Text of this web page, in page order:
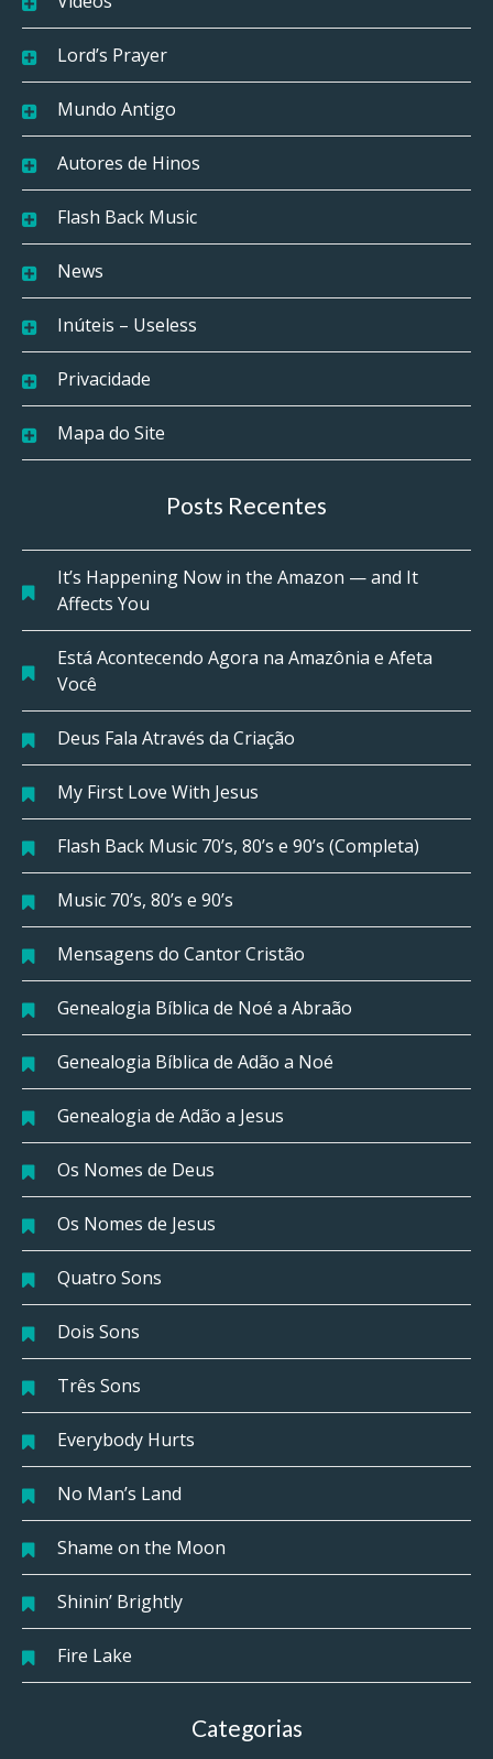
Lord’s Prayer
Mundo Antigo
Autores de Hinos
Flash Back Music
News
Inúteis – Useless
Privacidade
Mapa do Site
Posts Recentes
It’s Happening Now in the Amazon — and It
Affects You
Está Acontecendo Agora na Amazônia e Afeta
Você
Deus Fala Através da Criação
My First Love With Jesus
Flash Back Music 70’s, 80’s e 90’s (Completa)
Music 70’s, 80’s e 90’s
Mensagens do Cantor Cristão
Genealogia Bíblica de Noé a Abraão
Genealogia Bíblica de Adão a Noé
Genealogia de Adão a Jesus
Os Nomes de Deus
Os Nomes de Jesus
Quatro Sons
Dois Sons
Três Sons
Everybody Hurts
No Man’s Land
Shame on the Moon
Shinin’ Brightly
Fire Lake
Categorias